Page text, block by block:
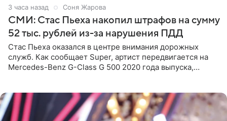
3 часа назад Соня Жарова
СМИ: Стас Пьеха накопил штрафов на сумму
52 тыс. рублей из-за нарушения ПДД
Стас Пьеха оказался в центре внимания дорожных
служб. Как сообщает Super, артист передвигается на
Mercedes-Benz G-Class G 500 2020 года выпуска,